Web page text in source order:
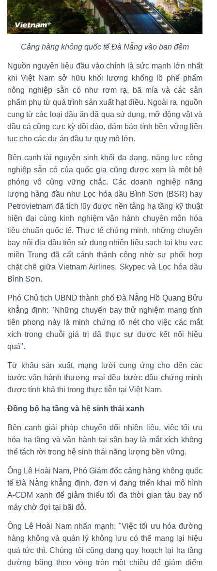
Cảng hàng không quốc tế Đà Nẵng vào ban đêm
Nguồn nguyên liệu đầu vào chính là sức mạnh lớn nhất
khi Việt Nam sở hữu khối lượng khổng lồ phế phẩm
nông nghiệp sẵn có như rơm rạ, bã mía và các sản
phẩm phụ từ quá trình sản xuất hạt điều. Ngoài ra, nguồn
cung từ các loại dầu ăn đã qua sử dụng, mỡ động vật và
dầu cá cũng cực kỳ dồi dào, đảm bảo tính bền vững liên
tục cho các dự án đầu tư quy mô lớn.
Bên cạnh tài nguyên sinh khối đa dạng, năng lực công
nghiệp sẵn có của quốc gia cũng được xem là một bệ
phóng vô cùng vững chắc. Các doanh nghiệp năng
lượng hàng đầu như Lọc hóa dầu Bình Sơn (BSR) hay
Petrovietnam đã tích lũy được nền tảng hạ tầng kỹ thuật
hiện đại cùng kinh nghiệm vận hành chuyên môn hóa
tiêu chuẩn quốc tế. Thực tế chứng minh, những chuyến
bay nội địa đầu tiên sử dụng nhiên liệu sạch tại khu vực
miền Trung đã cất cánh thành công nhờ sự phối hợp
chặt chẽ giữa Vietnam Airlines, Skypec và Lọc hóa dầu
Bình Sơn.
Phó Chủ tịch UBND thành phố Đà Nẵng Hồ Quang Bửu
khẳng định: "Những chuyến bay thử nghiệm mang tính
tiên phong này là minh chứng rõ nét cho việc các mắt
xích trong chuỗi giá trị đã thực sự được kết nối hiệu
quả".
Từ khâu sản xuất, mạng lưới cung ứng cho đến các
bước vận hành thương mại đều bước đầu chứng minh
được tính khả thi trong thực tiễn tại Việt Nam.
Đồng bộ hạ tầng và hệ sinh thái xanh
Bên cạnh giải pháp chuyển đổi nhiên liệu, việc tối ưu
hóa hạ tầng và vận hành tại sân bay là mắt xích không
thể tách rời trong hệ sinh thái năng lượng bền vững.
Ông Lê Hoài Nam, Phó Giám đốc cảng hàng không quốc
tế Đà Nẵng khẳng định, đơn vị đang triển khai mô hình
A-CDM xanh để giảm thiểu tối đa thời gian tàu bay nổ
máy chờ đợi tại bãi đỗ.
Ông Lê Hoài Nam nhấn mạnh: "Việc tối ưu hóa đường
hàng không và quản lý không lưu có thể mang lại hiệu
quả tức thì. Chúng tôi cũng đang quy hoạch lại hạ tầng
đường băng theo vòng tròn một chiều để giảm điểm